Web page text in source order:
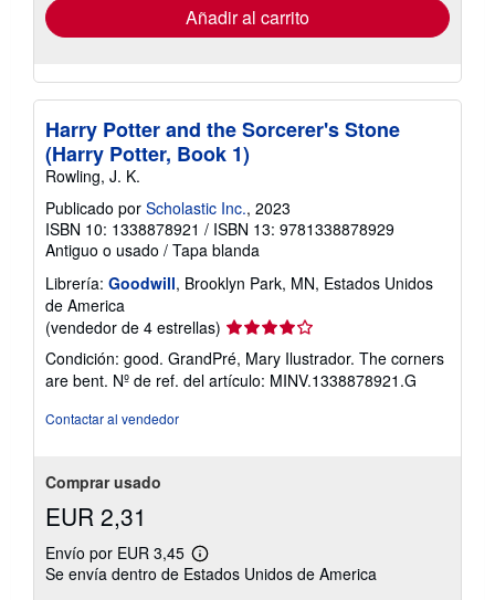
envío
Añadir al carrito
Harry Potter and the Sorcerer's Stone
(Harry Potter, Book 1)
Rowling, J. K.
Publicado por Scholastic Inc., 2023
ISBN 10: 1338878921 / ISBN 13: 9781338878929
Antiguo o usado / Tapa blanda
Librería: Goodwill, Brooklyn Park, MN, Estados Unidos
de America
(vendedor de 4 estrellas) Calificación
del
vendedor:
4
Condición: good. GrandPré, Mary Ilustrador. The corners
are bent. Nº de ref. del artículo: MINV.1338878921.G
Contactar al vendedor
Comprar usado
EUR 2,31
Envío por EUR 3,45
Más
información
Se envía dentro de Estados Unidos de America